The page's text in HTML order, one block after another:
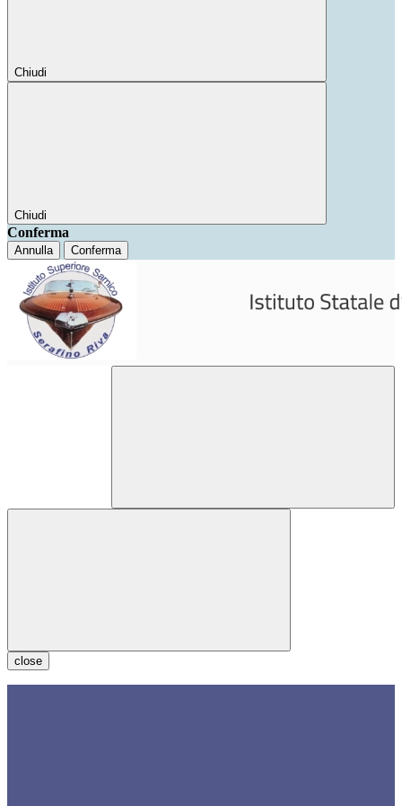
Chiudi
Chiudi
Conferma
Annulla Conferma
close